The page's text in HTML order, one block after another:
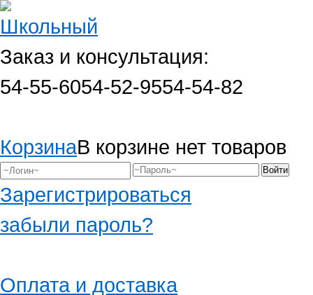
Заказ и консультация:
54-55-6054-52-9554-54-82
КорзинаВ корзине нет товаров
Зарегистрироваться
забыли пароль?
Оплата и доставка